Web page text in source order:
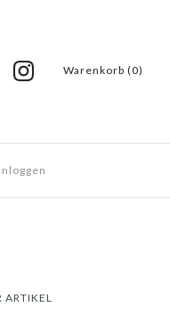
Warenkorb (0)
ARTIKEL